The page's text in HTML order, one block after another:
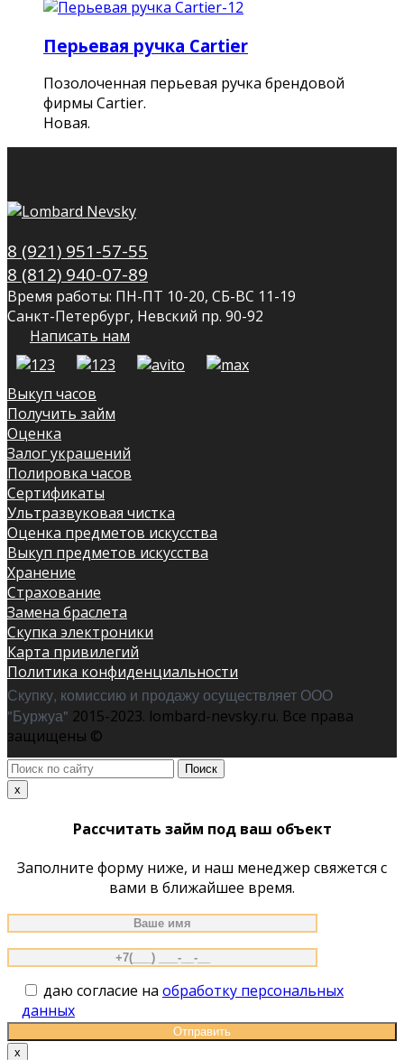
Перьевая ручка Cartier
Позолоченная перьевая ручка брендовой
фирмы Cartier.
Новая.
8 (921) 951-57-55
8 (812) 940-07-89
Время работы: ПН-ПТ 10-20, СБ-ВС 11-19
Санкт-Петербург, Невский пр. 90-92
Написать нам
Выкуп часов
Получить займ
Оценка
Залог украшений
Полировка часов
Сертификаты
Ультразвуковая чистка
Оценка предметов искусства
Выкуп предметов искусства
Хранение
Страхование
Замена браслета
Скупка электроники
Карта привилегий
Политика конфиденциальности
Скупку, комиссию и продажу осуществляет ООО
"Буржуа" 2015-2023. lombard-nevsky.ru. Все права
защищены ©
Поиск
по
x
Рассчитать займ под ваш объект
Заполните форму ниже, и наш менеджер свяжется с
вами в ближайшее время.
даю согласие на обработку персональных
данных
x